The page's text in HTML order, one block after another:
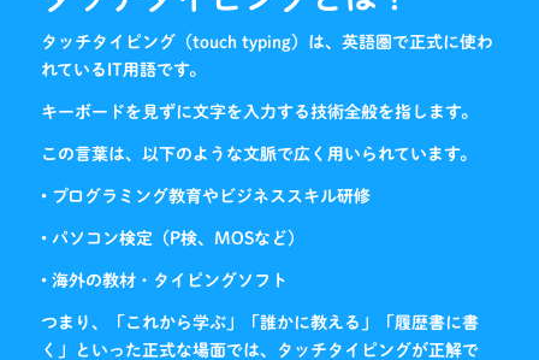
タッチタイピング（touch typing）は、英語圏で正式に使わ
れているIT用語です。
キーボードを見ずに文字を入力する技術全般を指します。
この言葉は、以下のような文脈で広く用いられています。
• プログラミング教育やビジネススキル研修
• パソコン検定（P検、MOSなど）
• 海外の教材・タイピングソフト
つまり、「これから学ぶ」「誰かに教える」「履歴書に書
く」といった正式な場面では、タッチタイピングが正解で